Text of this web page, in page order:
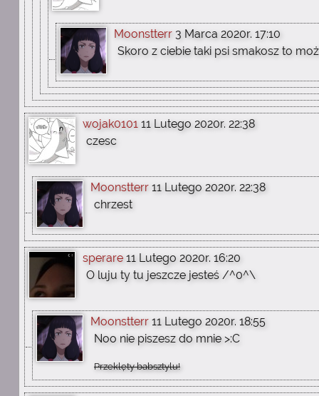
Moonstterr 3 Marca 2020r. 17:10
Skoro z ciebie taki psi smakosz to
wojak0101 11 Lutego 2020r. 22:38
czesc
Moonstterr 11 Lutego 2020r. 22:38
chrzest
sperare 11 Lutego 2020r. 16:20
O luju ty tu jeszcze jesteś /^0^\
Moonstterr 11 Lutego 2020r. 18:55
Noo nie piszesz do mnie >:C
Przeklęty babsztylu!